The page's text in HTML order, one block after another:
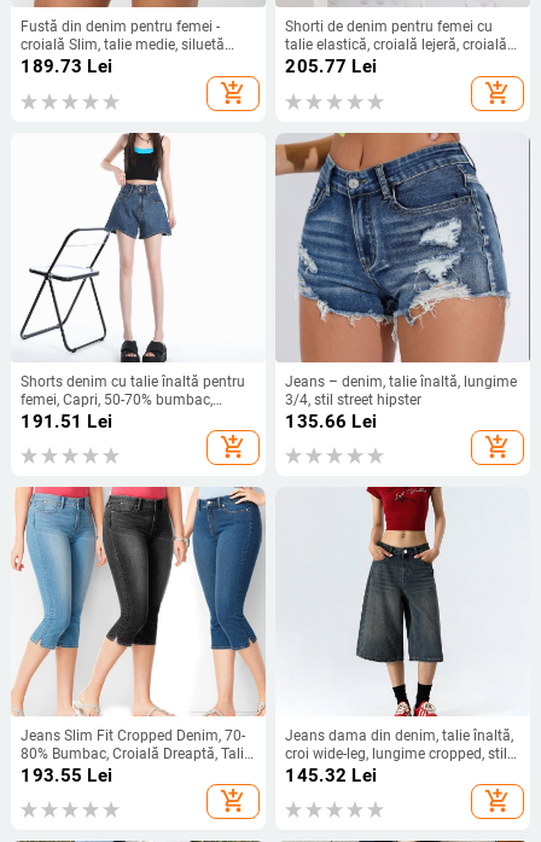
Fustă din denim pentru femei -
croială Slim, talie medie, siluetă
dreaptă, denim presălat elastan
189.73 Lei
add_shopping_cart
Shorti de denim pentru femei cu
talie elastică, croială lejeră, croială
dreaptă, bumbac ușor (70-80%)
205.77 Lei
add_shopping_cart
Shorts denim cu talie înaltă pentru
femei, Capri, 50-70% bumbac,
croială largă, grosime medie
191.51 Lei
add_shopping_cart
Jeans – denim, talie înaltă, lungime
3/4, stil street hipster
135.66 Lei
add_shopping_cart
Jeans Slim Fit Cropped Denim, 70-
80% Bumbac, Croială Dreaptă, Talie
Medie
193.55 Lei
add_shopping_cart
Jeans dama din denim, talie înaltă,
croi wide-leg, lungime cropped, stil
street, 50-70% bumbac
145.32 Lei
add_shopping_cart